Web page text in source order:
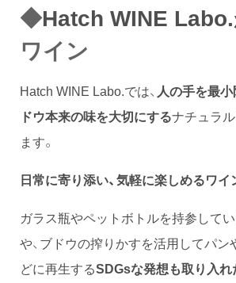
◆Hatch WINE
ワイン
Hatch WINE Labo.では、 人の手を最
ドウ本来の味を大切にするナチュラ
ます。
日常に寄り添い、気軽に楽しめるワイ
ガラス瓶やペットボトルを持参して
や、ブドウの搾りかすを活用してパン
どに再生するSDGsな発想も取り入れ